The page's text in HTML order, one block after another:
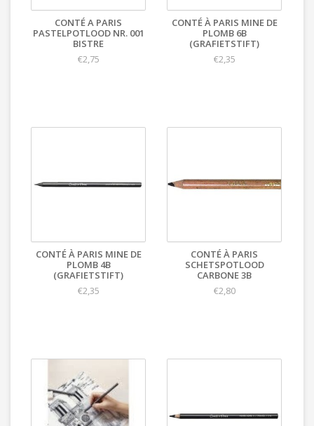
CONTÉ A PARIS
PASTELPOTLOOD NR. 001
BISTRE
€2,75
CONTÉ À PARIS MINE DE
PLOMB 6B
(GRAFIETSTIFT)
€2,35
CONTÉ À PARIS MINE DE
PLOMB 4B
(GRAFIETSTIFT)
€2,35
CONTÉ À PARIS
SCHETSPOTLOOD
CARBONE 3B
€2,80